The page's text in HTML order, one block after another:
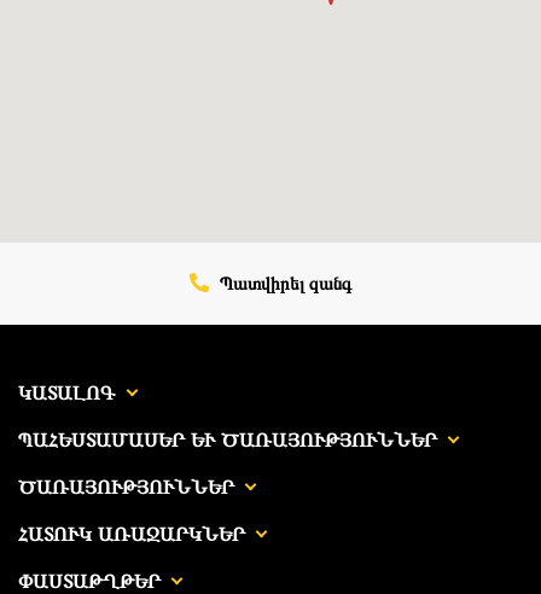
Պատվիրել զանգ
ԿԱՏԱԼՈԳ
ՊԱՀԵՍՏԱՄԱՍԵՐ ԵՒ ԾԱՌԱՅՈՒԹՅՈՒՆՆԵՐ
ԾԱՌԱՅՈՒԹՅՈՒՆՆԵՐ
ՀԱՏՈՒԿ ԱՌԱՋԱՐԿՆԵՐ
ՓԱՍՏԱԹՂԹԵՐ